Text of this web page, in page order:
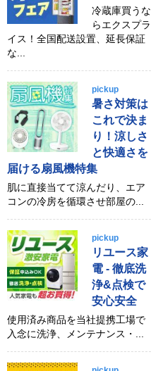
冷蔵庫買うな
らエクスプラ
イス！全国配送設置、延長保証
な...
pickup
暑さ対策は
これで決ま
り！涼しさ
と快適さを
届ける扇風機特集
肌に直接当てて涼んだり、エア
コンの冷房を循環させ部屋の...
pickup
リユース家
電 - 徹底洗
浄&点検で
安心安全
使用済み商品を当社提携工場で
入念に洗浄、メンテナンス・...